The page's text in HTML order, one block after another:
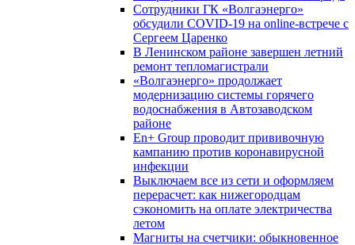
Сотрудники ГК «Волгаэнерго»
обсудили COVID-19 на online-встрече с
Сергеем Царенко
В Ленинском районе завершен летний
ремонт тепломагистрали
«Волгаэнерго» продолжает
модернизацию системы горячего
водоснабжения в Автозаводском
районе
En+ Group проводит прививочную
кампанию против коронавирусной
инфекции
Выключаем все из сети и оформляем
перерасчет: как нижегородцам
сэкономить на оплате электричества
летом
Магниты на счетчики: обыкновенное